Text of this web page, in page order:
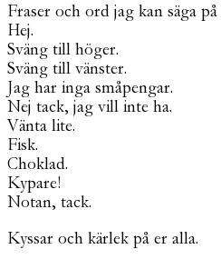
Fraser och ord jag kan säga på
Hej.
Sväng till höger.
Sväng till vänster.
Jag har inga småpengar.
Nej tack, jag vill inte ha.
Vänta lite.
Fisk.
Choklad.
Kypare!
Notan, tack.
Kyssar och kärlek på er alla.